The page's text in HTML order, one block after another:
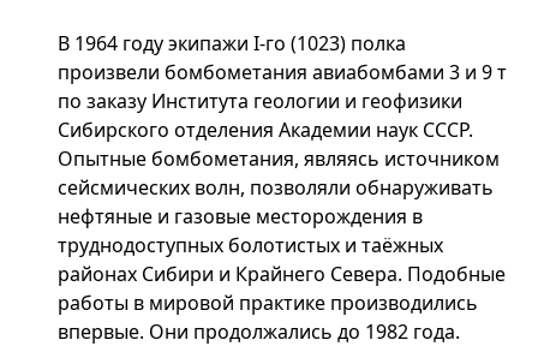
В 1964 году экипажи I-го (1023) полка
произвели бомбометания авиабомбами 3 и 9 т
по заказу Института геологии и геофизики
Сибирского отделения Академии наук СССР.
Опытные бомбометания, являясь источником
сейсмических волн, позволяли обнаруживать
нефтяные и газовые месторождения в
труднодоступных болотистых и таёжных
районах Сибири и Крайнего Севера. Подобные
работы в мировой практике производились
впервые. Они продолжались до 1982 года.